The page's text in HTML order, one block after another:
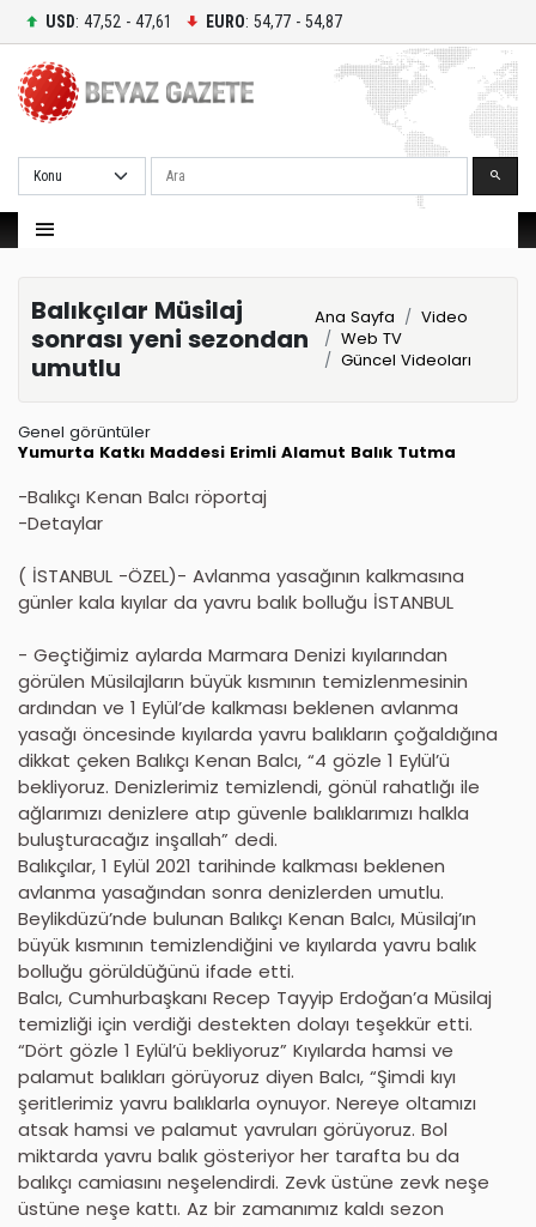
USD: 47,52 - 47,61 EURO: 54,77 - 54,87
Ara
Balıkçılar Müsilaj
sonrası yeni sezondan
umutlu
Ana Sayfa
Video
Web TV
Güncel Videoları
Genel görüntüler
Yumurta Katkı Maddesi Erimli Alamut Balık Tutma
-Balıkçı Kenan Balcı röportaj
-Detaylar
( İSTANBUL -ÖZEL)- Avlanma yasağının kalkmasına
günler kala kıyılar da yavru balık bolluğu İSTANBUL
- Geçtiğimiz aylarda Marmara Denizi kıyılarından
görülen Müsilajların büyük kısmının temizlenmesinin
ardından ve 1 Eylül’de kalkması beklenen avlanma
yasağı öncesinde kıyılarda yavru balıkların çoğaldığına
dikkat çeken Balıkçı Kenan Balcı, “4 gözle 1 Eylül’ü
bekliyoruz. Denizlerimiz temizlendi, gönül rahatlığı ile
ağlarımızı denizlere atıp güvenle balıklarımızı halkla
buluşturacağız inşallah” dedi.
Balıkçılar, 1 Eylül 2021 tarihinde kalkması beklenen
avlanma yasağından sonra denizlerden umutlu.
Beylikdüzü’nde bulunan Balıkçı Kenan Balcı, Müsilaj’ın
büyük kısmının temizlendiğini ve kıyılarda yavru balık
bolluğu görüldüğünü ifade etti.
Balcı, Cumhurbaşkanı Recep Tayyip Erdoğan’a Müsilaj
temizliği için verdiği destekten dolayı teşekkür etti.
“Dört gözle 1 Eylül’ü bekliyoruz” Kıyılarda hamsi ve
palamut balıkları görüyoruz diyen Balcı, “Şimdi kıyı
şeritlerimiz yavru balıklarla oynuyor. Nereye oltamızı
atsak hamsi ve palamut yavruları görüyoruz. Bol
miktarda yavru balık gösteriyor her tarafta bu da
balıkçı camiasını neşelendirdi. Zevk üstüne zevk neşe
üstüne neşe kattı. Az bir zamanımız kaldı sezon